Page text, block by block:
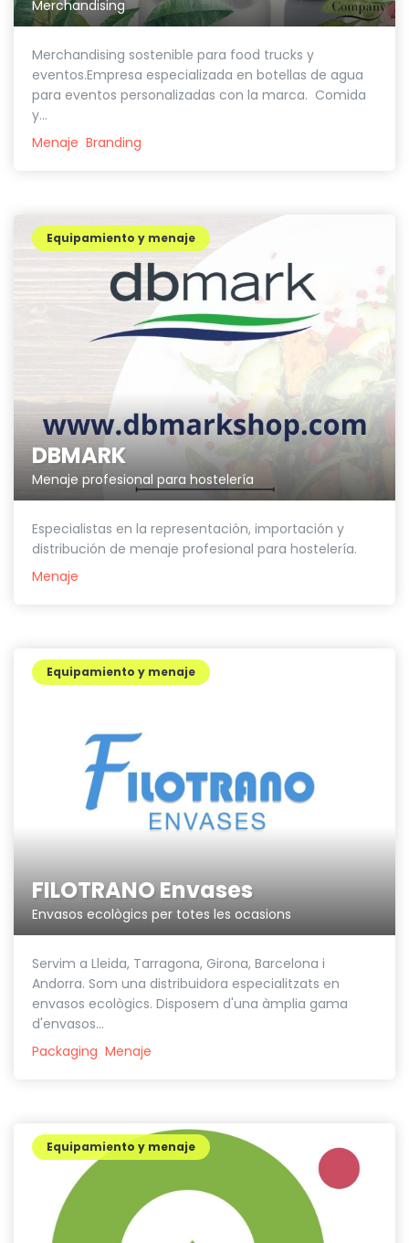
Merchandising
Merchandising sostenible para food trucks y
eventos.Empresa especializada en botellas de agua
para eventos personalizadas con la marca. Comida
y...
Menaje Branding
DBMARK
Menaje profesional para hostelería
Equipamiento y menaje
Especialistas en la representación, importación y
distribución de menaje profesional para hostelería.
Menaje
FILOTRANO Envases
Envasos ecològics per totes les ocasions
Equipamiento y menaje
Servim a Lleida, Tarragona, Girona, Barcelona i
Andorra. Som una distribuidora especialitzats en
envasos ecològics. Disposem d'una àmplia gama
d'envasos...
Packaging Menaje
Equipamiento y menaje